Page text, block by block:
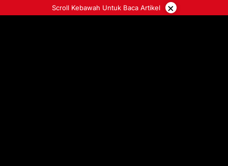
ke
Scroll Kebawah Untuk Baca Artikel ×